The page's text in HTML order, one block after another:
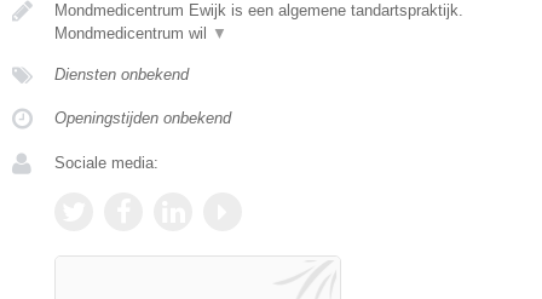
Mondmedicentrum Ewijk is een algemene tandartspraktijk.
Mondmedicentrum wil
▼
Diensten onbekend
Openingstijden onbekend
Sociale media: